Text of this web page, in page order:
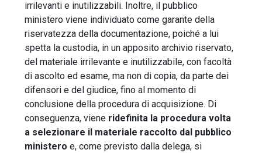
irrilevanti e inutilizzabili. Inoltre, il pubblico
ministero viene individuato come garante della
riservatezza della documentazione, poiché a lui
spetta la custodia, in un apposito archivio riservato,
del materiale irrilevante e inutilizzabile, con facoltà
di ascolto ed esame, ma non di copia, da parte dei
difensori e del giudice, fino al momento di
conclusione della procedura di acquisizione. Di
conseguenza, viene ridefinita la procedura volta
a selezionare il materiale raccolto dal pubblico
ministero e, come previsto dalla delega, si